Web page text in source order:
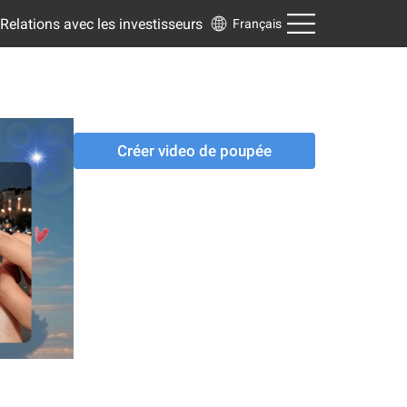
Relations avec les investisseurs Français
Créer video de poupée